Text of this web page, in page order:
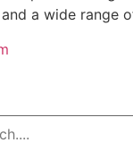
for
and a wide range